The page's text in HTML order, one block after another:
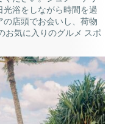
浴をしながら時間を過
店頭でお会いし、荷物
お気に入りのグルメ スポ